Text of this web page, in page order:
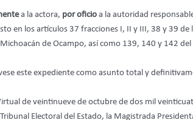
a la actora, por oficio a la autoridad
en los artículos 37 fracciones I, II y III, 38 y 39 de
de Ocampo, así como 139, 140 y 142
este expediente como asunto total y
de veintinueve de octubre de dos mil
Electoral del Estado, la Magistrada